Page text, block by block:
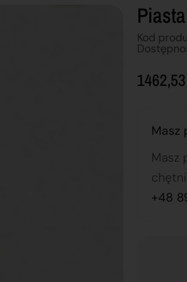
Kod
1462,53
Masz
Masz
+48